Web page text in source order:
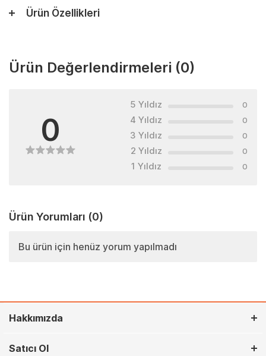
Ürün Özellikleri
Ürün Değerlendirmeleri (0)
0
5 Yıldız 0
4 Yıldız 0
3 Yıldız 0
2 Yıldız 0
1 Yıldız 0
Ürün Yorumları (0)
Bu ürün için henüz yorum yapılmadı
Hakkımızda
Satıcı Ol